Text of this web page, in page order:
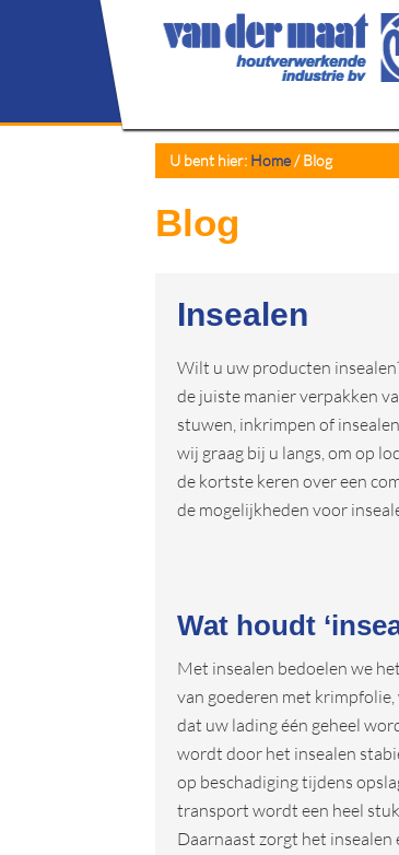
U bent hier: Home/Blog
Blog
Insealen
Wilt u uw producten
de juiste manier verpakken
stuwen, inkrimpen of
wij graag bij u langs, om op
de kortste keren over een
de mogelijkheden voor
Wat houdt
Met insealen bedoelen we
van goederen met
dat uw lading één geheel
wordt door het insealen
op beschadiging tijdens
transport wordt een heel
Daarnaast zorgt het insealen